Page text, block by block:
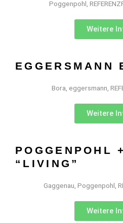
Poggenpohl
Weitere
EGGERSMANN
Bora eggersmann
Weitere
POGGENPOHL
“LIVING”
Gaggenau Poggenpohl
Weitere